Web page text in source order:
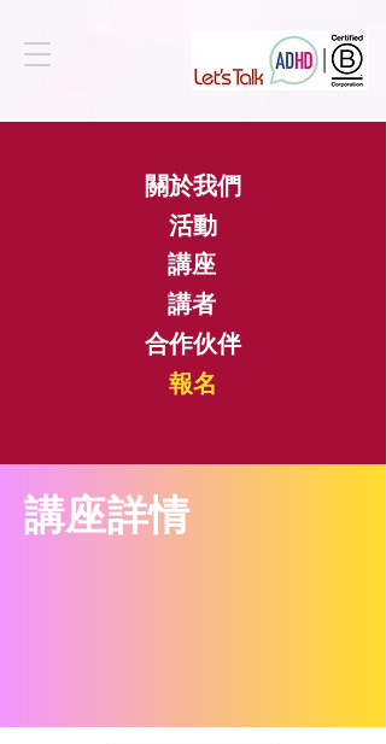
關於我們
活動
講座
講者
合作伙伴
​報名
​講座詳情